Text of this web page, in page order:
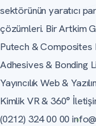
sektörünün yaratıcı
çözümleri. Bir Artkim
Putech &
Adhesives & Bonding
Yayıncılık Web &
Kimlik VR & 360°
(0212) 324 00 00